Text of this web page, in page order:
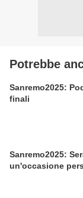
Potrebbe
Sanremo2025:
finali
Sanremo2025:
un'occasione